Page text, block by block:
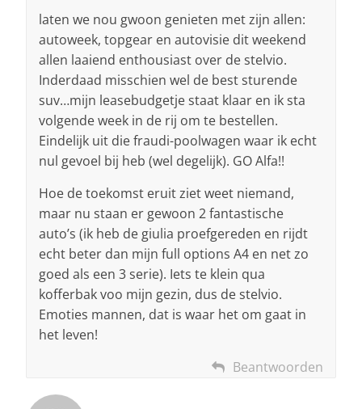
laten we nou gwoon genieten met zijn allen:
autoweek, topgear en autovisie dit weekend
allen laaiend enthousiast over de stelvio.
Inderdaad misschien wel de best sturende
suv…mijn leasebudgetje staat klaar en ik sta
volgende week in de rij om te bestellen.
Eindelijk uit die fraudi-poolwagen waar ik echt
nul gevoel bij heb (wel degelijk). GO Alfa!!
Hoe de toekomst eruit ziet weet niemand,
maar nu staan er gewoon 2 fantastische
auto’s (ik heb de giulia proefgereden en rijdt
echt beter dan mijn full options A4 en net zo
goed als een 3 serie). Iets te klein qua
kofferbak voo mijn gezin, dus de stelvio.
Emoties mannen, dat is waar het om gaat in
het leven!
Beantwoorden